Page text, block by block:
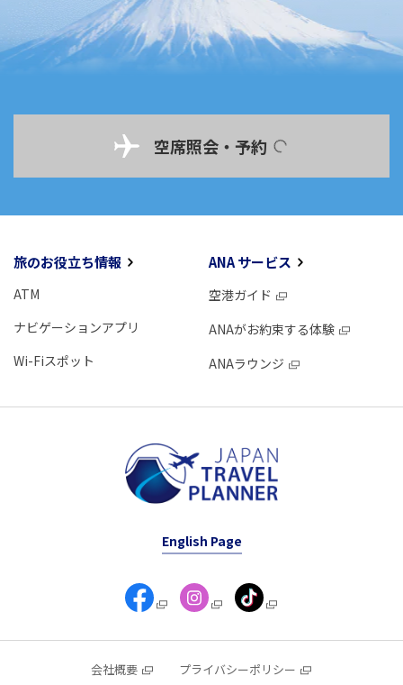
空席照会・予約
旅のお役立ち情報
ATM
ナビゲーションアプリ
Wi-Fiスポット
ANA サービス
空港ガイド
ANAがお約束する体験
ANAラウンジ
English Page
会社概要 プライバシーポリシー